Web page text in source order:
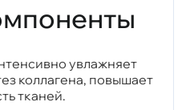
увлажняет
коллагена, повышает
тканей.